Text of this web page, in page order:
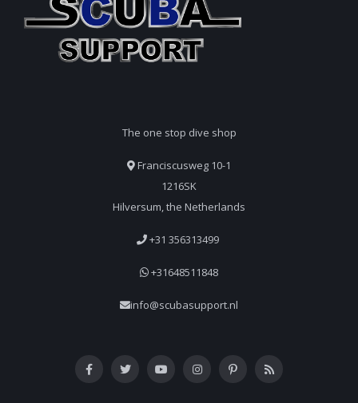
The one stop dive shop
Franciscusweg 10-1
1216SK
Hilversum, the Netherlands
+31 356313499
+31648511848
info@scubasupport.nl